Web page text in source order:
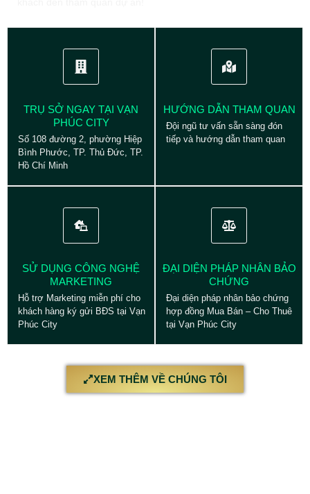
TRỤ SỞ NGAY TẠI VẠN
PHÚC CITY
Số 108 đường 2, phường Hiệp
Bình Phước, TP. Thủ Đức, TP.
Hồ Chí Minh
HƯỚNG DẪN THAM QUAN
Đội ngũ tư vấn sẵn sàng đón
tiếp và hướng dẫn tham quan
SỬ DỤNG CÔNG NGHỆ
MARKETING
Hỗ trợ Marketing miễn phí cho
khách hàng ký gửi BĐS tại Vạn
Phúc City
ĐẠI DIỆN PHÁP NHÂN BẢO
CHỨNG
Đại diện pháp nhân bảo chứng
hợp đồng Mua Bán – Cho Thuê
tại Vạn Phúc City
XEM THÊM VỀ CHÚNG TÔI